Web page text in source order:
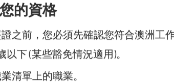
的資格
之前，您必須先確認您符合澳洲工
以下 (某些豁免情況適用)。
清單上的職業。